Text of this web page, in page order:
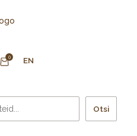
0 EN
Otsi